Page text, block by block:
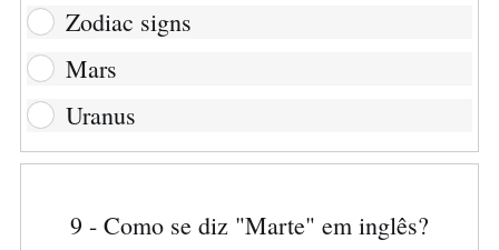
Zodiac signs
Mars
Uranus
9 - Como se diz "Marte" em inglês?